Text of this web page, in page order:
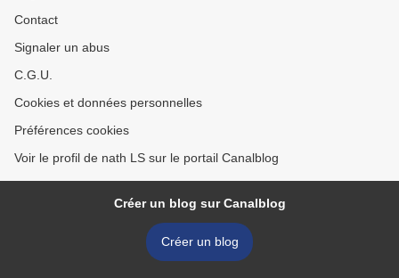
Contact
Signaler un abus
C.G.U.
Cookies et données personnelles
Préférences cookies
Voir le profil de nath LS sur le portail Canalblog
Créer un blog sur Canalblog
Créer un blog